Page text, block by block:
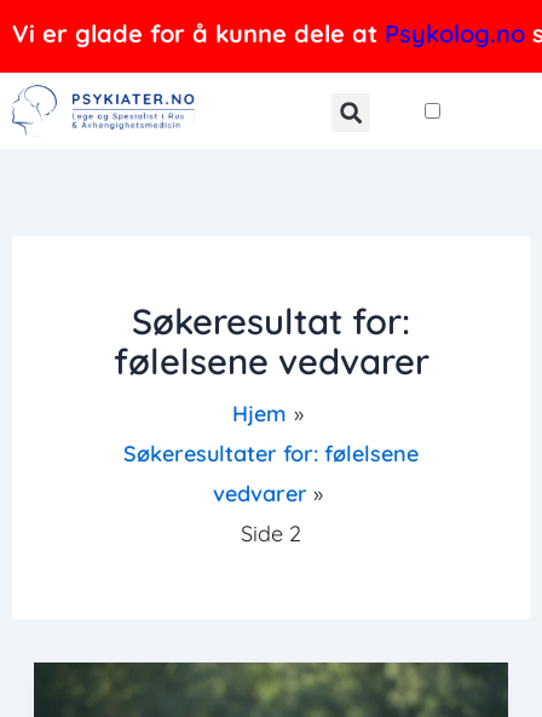
Hopp
til
innholdet
Vi er glade for å kunne dele at Psykolog.no
Søkeresultat for:
følelsene vedvarer
Hjem
Søkeresultater for: følelsene
vedvarer
Side 2